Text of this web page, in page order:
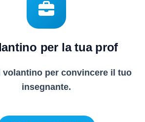
per la tua prof
volantino per convincere il tuo
insegnante.